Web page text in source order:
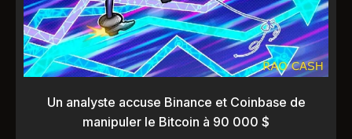
Un analyste accuse Binance et Coinbase de
manipuler le Bitcoin à 90 000 $